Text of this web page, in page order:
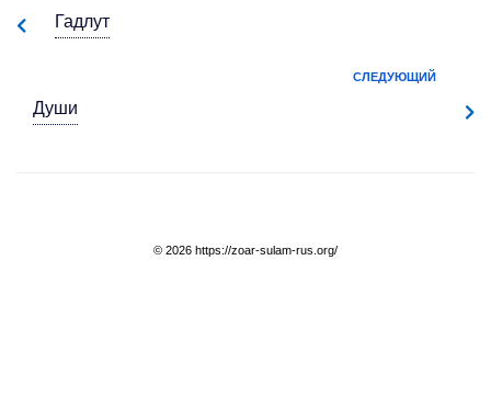
Гадлут
СЛЕДУЮЩИЙ
Души
© 2026 https://zoar-sulam-rus.org/